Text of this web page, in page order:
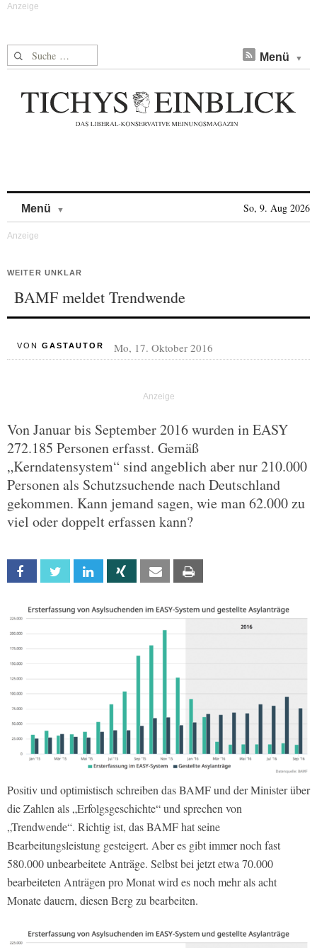
Suche nach: Menü
Menü So, 9. Aug 2026
WEITER UNKLAR
BAMF meldet Trendwende
VON GASTAUTOR Mo, 17. Oktober 2016
Von Januar bis September 2016 wurden in EASY
272.185 Personen erfasst. Gemäß
„Kerndatensystem“ sind angeblich aber nur 210.000
Personen als Schutzsuchende nach Deutschland
gekommen. Kann jemand sagen, wie man 62.000 zu
viel oder doppelt erfassen kann?
Facebook Twitter Linkedin Xing Email
Positiv und optimistisch schreiben das BAMF und der Minister über
die Zahlen als „Erfolgsgeschichte“ und sprechen von
„Trendwende“. Richtig ist, das BAMF hat seine
Bearbeitungsleistung gesteigert. Aber es gibt immer noch fast
580.000 unbearbeitete Anträge. Selbst bei jetzt etwa 70.000
bearbeiteten Anträgen pro Monat wird es noch mehr als acht
Monate dauern, diesen Berg zu bearbeiten.